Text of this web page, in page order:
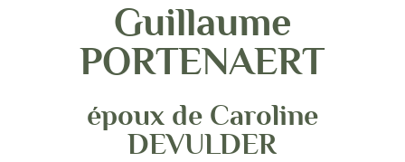
Guillaume
PORTENAERT
époux de Caroline
DEVULDER